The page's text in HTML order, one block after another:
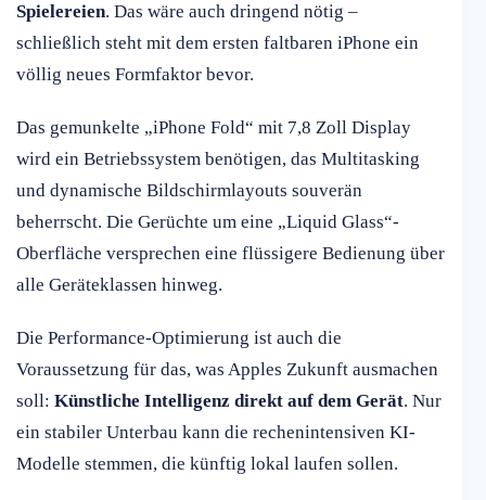
Spielereien. Das wäre auch dringend nötig –
schließlich steht mit dem ersten faltbaren iPhone ein
völlig neues Formfaktor bevor.
Das gemunkelte „iPhone Fold“ mit 7,8 Zoll Display
wird ein Betriebssystem benötigen, das Multitasking
und dynamische Bildschirmlayouts souverän
beherrscht. Die Gerüchte um eine „Liquid Glass“-
Oberfläche versprechen eine flüssigere Bedienung über
alle Geräteklassen hinweg.
Die Performance-Optimierung ist auch die
Voraussetzung für das, was Apples Zukunft ausmachen
soll: Künstliche Intelligenz direkt auf dem Gerät. Nur
ein stabiler Unterbau kann die rechenintensiven KI-
Modelle stemmen, die künftig lokal laufen sollen.